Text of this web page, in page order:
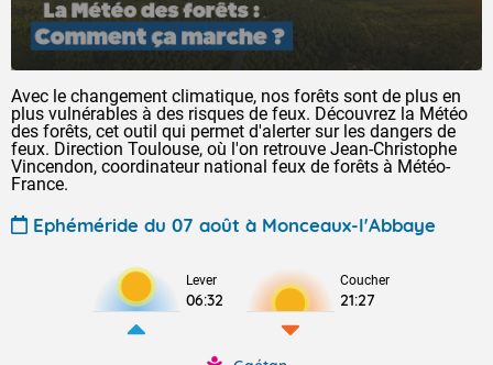
Avec le changement climatique, nos forêts sont de plus en
plus vulnérables à des risques de feux. Découvrez la Météo
des forêts, cet outil qui permet d'alerter sur les dangers de
feux. Direction Toulouse, où l'on retrouve Jean-Christophe
Vincendon, coordinateur national feux de forêts à Météo-
France.
Ephéméride du 07 août à Monceaux-l'Abbaye
Lever
06:32
Coucher
21:27